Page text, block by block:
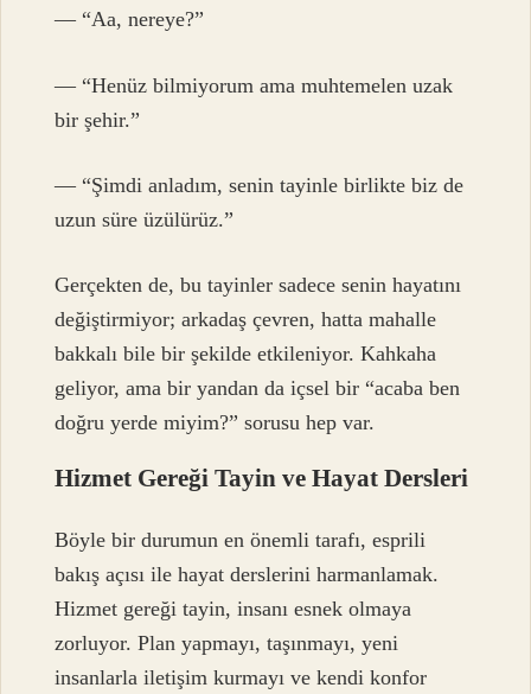
— “Aa, nereye?”
— “Henüz bilmiyorum ama muhtemelen uzak
bir şehir.”
— “Şimdi anladım, senin tayinle birlikte biz de
uzun süre üzülürüz.”
Gerçekten de, bu tayinler sadece senin hayatını
değiştirmiyor; arkadaş çevren, hatta mahalle
bakkalı bile bir şekilde etkileniyor. Kahkaha
geliyor, ama bir yandan da içsel bir “acaba ben
doğru yerde miyim?” sorusu hep var.
Hizmet Gereği Tayin ve Hayat Dersleri
Böyle bir durumun en önemli tarafı, esprili
bakış açısı ile hayat derslerini harmanlamak.
Hizmet gereği tayin, insanı esnek olmaya
zorluyor. Plan yapmayı, taşınmayı, yeni
insanlarla iletişim kurmayı ve kendi konfor